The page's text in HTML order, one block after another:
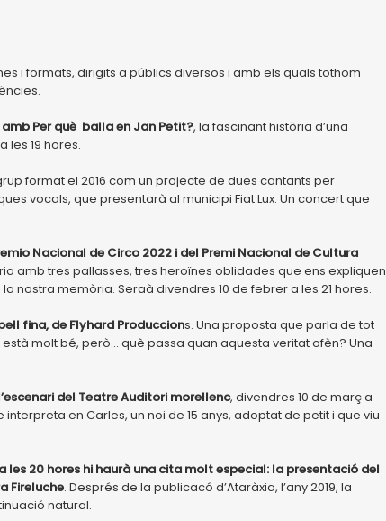
i formats, dirigits a públics diversos i amb els quals tothom
Per què balla en Jan Petit?, la fascinant història d’una
les 19 hores.
format el 2016 com un projecte de dues cantants per
vocals, que presentarà al municipi Fiat Lux. Un concert que
Nacional de Circo 2022 i del Premi Nacional de Cultura
amb tres pallasses, tres heroïnes oblidades que ens expliquen
nostra memòria. Seraà divendres 10 de febrer a les 21 hores.
fina, de Flyhard Produccions. Una proposta que parla de tot
molt bé, però... què passa quan aquesta veritat ofèn? Una
del Teatre Auditori morellenc, divendres 10 de març a
en Carles, un noi de 15 anys, adoptat de petit i que viu
20 hores hi haurà una cita molt especial: la presentació del
Fireluche. Després de la publicacó d’Ataràxia, l’any 2019, la
natural.